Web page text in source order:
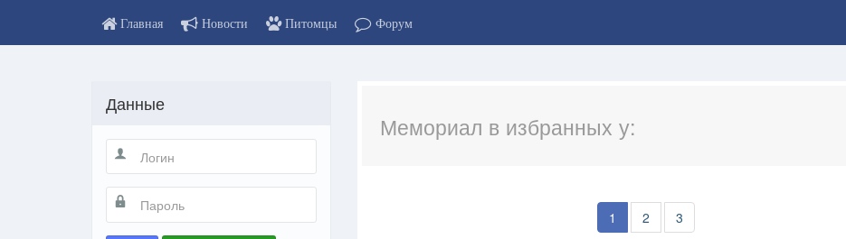
Главная Новости Питомцы Форум
Мемориал в избранных у:
1 2 3
Данные